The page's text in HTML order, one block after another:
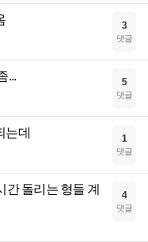
3
댓글
... 5
댓글
는데 1
댓글
간 돌리는 형들 계
4
댓글